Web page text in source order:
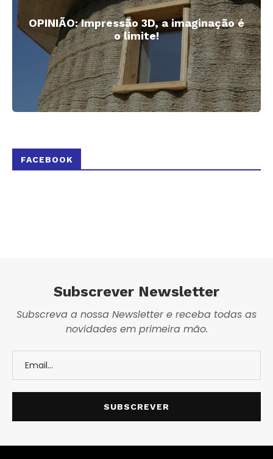
OPINIÃO: Impressão 3D, a imaginação é
o limite!
FACEBOOK
Subscrever Newsletter
Subscreva a nossa Newsletter e receba todas as
novidades em primeira mão.